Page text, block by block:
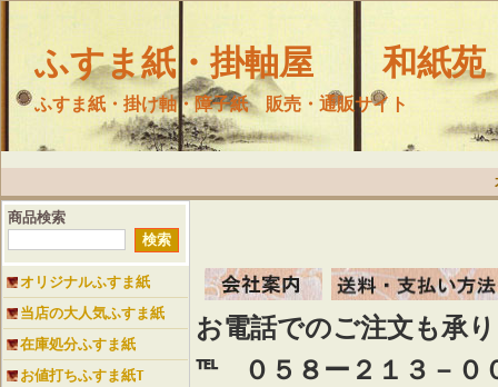
ふすま紙・掛軸屋 和紙苑
ふすま紙・掛け軸・障子紙 販売・通販サイト
商品検索
オリジナルふすま紙
当店の大人気ふすま紙
在庫処分ふすま紙
お値打ちふすま紙T
お電話でのご注文も承
℡ ０５８ー２１３－０